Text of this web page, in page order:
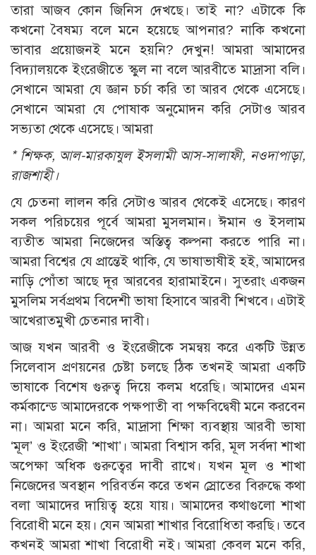
তারা আজব কোন জিনিস দেখছে। তাই না? এটাকে কি
কখনো বৈষম্য বলে মনে হয়েছে আপনার? নাকি কখনো
ভাবার প্রয়োজনই মনে হয়নি? দেখুন! আমরা আমাদের
বিদ্যালয়কে ইংরেজীতে স্কুল না বলে আরবীতে মাদ্রাসা বলি।
সেখানে আমরা যে জ্ঞান চর্চা করি তা আরব থেকে এসেছে।
সেখানে আমরা যে পোষাক অনুমোদন করি সেটাও আরব
সভ্যতা থেকে এসেছে। আমরা
* শিক্ষক, আল-মারকাযুল ইসলামী আস-সালাফী, নওদাপাড়া,
রাজশাহী।
যে চেতনা লালন করি সেটাও আরব থেকেই এসেছে। কারণ
সকল পরিচয়ের পূর্বে আমরা মুসলমান। ঈমান ও ইসলাম
ব্যতীত আমরা নিজেদের অস্তিত্ব কল্পনা করতে পারি না।
আমরা বিশ্বের যে প্রান্তেই থাকি, যে ভাষাভাষীই হই, আমাদের
নাড়ি পোঁতা আছে দূর আরবের হারামাইনে। সুতরাং একজন
মুসলিম সর্বপ্রথম বিদেশী ভাষা হিসাবে আরবী শিখবে। এটাই
আখেরাতমুখী চেতনার দাবী।
আজ যখন আরবী ও ইংরেজীকে সমন্বয় করে একটি উন্নত
সিলেবাস প্রণয়নের চেষ্টা চলছে ঠিক তখনই আমরা একটি
ভাষাকে বিশেষ গুরুত্ব দিয়ে কলম ধরেছি। আমাদের এমন
কর্মকান্ডে আমাদেরকে পক্ষপাতী বা পক্ষবিদ্বেষী মনে করবেন
না। আমরা মনে করি, মাদ্রাসা শিক্ষা ব্যবস্থায় আরবী ভাষা
‘মূল’ ও ইংরেজী ‘শাখা’। আমরা বিশ্বাস করি, মূল সর্বদা শাখা
অপেক্ষা অধিক গুরুত্বের দাবী রাখে। যখন মূল ও শাখা
নিজেদের অবস্থান পরিবর্তন করে তখন স্রোতের বিরুদ্ধে কথা
বলা আমাদের দায়িত্ব হয়ে যায়। আমাদের কথাগুলো শাখা
বিরোধী মনে হয়। যেন আমরা শাখার বিরোধিতা করছি। তবে
কখনই আমরা শাখা বিরোধী নই। আমরা কেবল মনে করি,